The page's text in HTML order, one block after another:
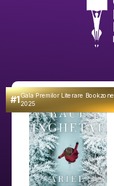
#1Gala Premilor Literare Bookzone
2025